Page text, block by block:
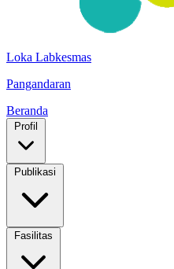
Loka Labkesmas
Pangandaran
Beranda
Profil
Publikasi
Fasilitas